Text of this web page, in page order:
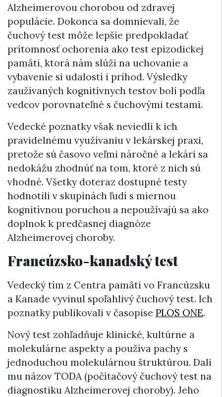
Alzheimerovou chorobou od zdravej
populácie. Dokonca sa domnievali, že
čuchový test môže lepšie predpokladať
prítomnosť ochorenia ako test epizodickej
pamäti, ktorá nám slúži na uchovanie a
vybavenie si udalostí i príhod. Výsledky
zaužívaných kognitívnych testov boli podľa
vedcov porovnateľné s čuchovými testami.
Vedecké poznatky však neviedli k ich
pravidelnému využívaniu v lekárskej praxi,
pretože sú časovo veľmi náročné a lekári sa
nedokážu zhodnúť na tom, ktoré z nich sú
vhodné. Všetky doteraz dostupné testy
hodnotili v skupinách ľudí s miernou
kognitívnou poruchou a nepoužívajú sa ako
doplnok k predčasnej diagnóze
Alzheimerovej choroby.
Francúzsko-kanadský test
Vedecký tím z Centra pamäti vo Francúzsku
a Kanade vyvinul spoľahlivý čuchový test. Ich
poznatky publikovali v časopise PLOS ONE.
Nový test zohľadňuje klinické, kultúrne a
molekulárne aspekty a používa pachy s
jednoduchou molekulárnou štruktúrou. Dali
mu názov TODA (počítačový čuchový test na
diagnostiku Alzheimerovej choroby). Jeho